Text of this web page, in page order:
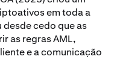
em toda a
desde cedo que as
as regras AML,
e a comunicação